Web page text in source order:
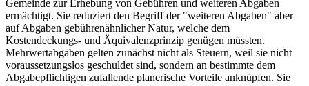
Gemeinde zur Erhebung von Gebühren und weiteren Abgaben
ermächtigt. Sie reduziert den Begriff der "weiteren Abgaben" aber
auf Abgaben gebührenähnlicher Natur, welche dem
Kostendeckungs- und Äquivalenzprinzip genügen müssten.
Mehrwertabgaben gelten zunächst nicht als Steuern, weil sie nicht
voraussetzungslos geschuldet sind, sondern an bestimmte dem
Abgabepflichtigen zufallende planerische Vorteile anknüpfen. Sie